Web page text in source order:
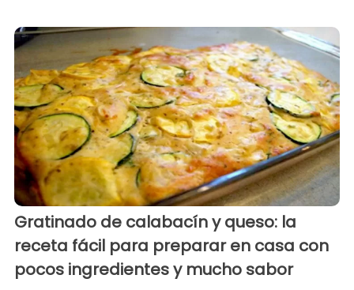
Gratinado de calabacín y queso: la
receta fácil para preparar en casa con
pocos ingredientes y mucho sabor